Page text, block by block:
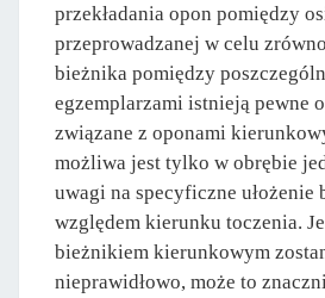
przekładania opon pomiędzy
przeprowadzanej w celu
bieżnika pomiędzy
egzemplarzami istnieją pewne
związane z oponami
możliwa jest tylko w obrębie
uwagi na specyficzne ułożenie
względem kierunku toczenia.
bieżnikiem kierunkowym
nieprawidłowo, może to